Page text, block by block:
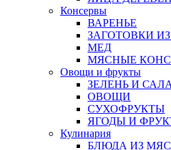
Консервы
ВАРЕНЬЕ
ЗАГОТОВКИ
МЕД
МЯСНЫЕ
Овощи и фрукты
ЗЕЛЕНЬ И
ОВОЩИ
СУХОФРУКТЫ
ЯГОДЫ И
Кулинария
БЛЮДА ИЗ